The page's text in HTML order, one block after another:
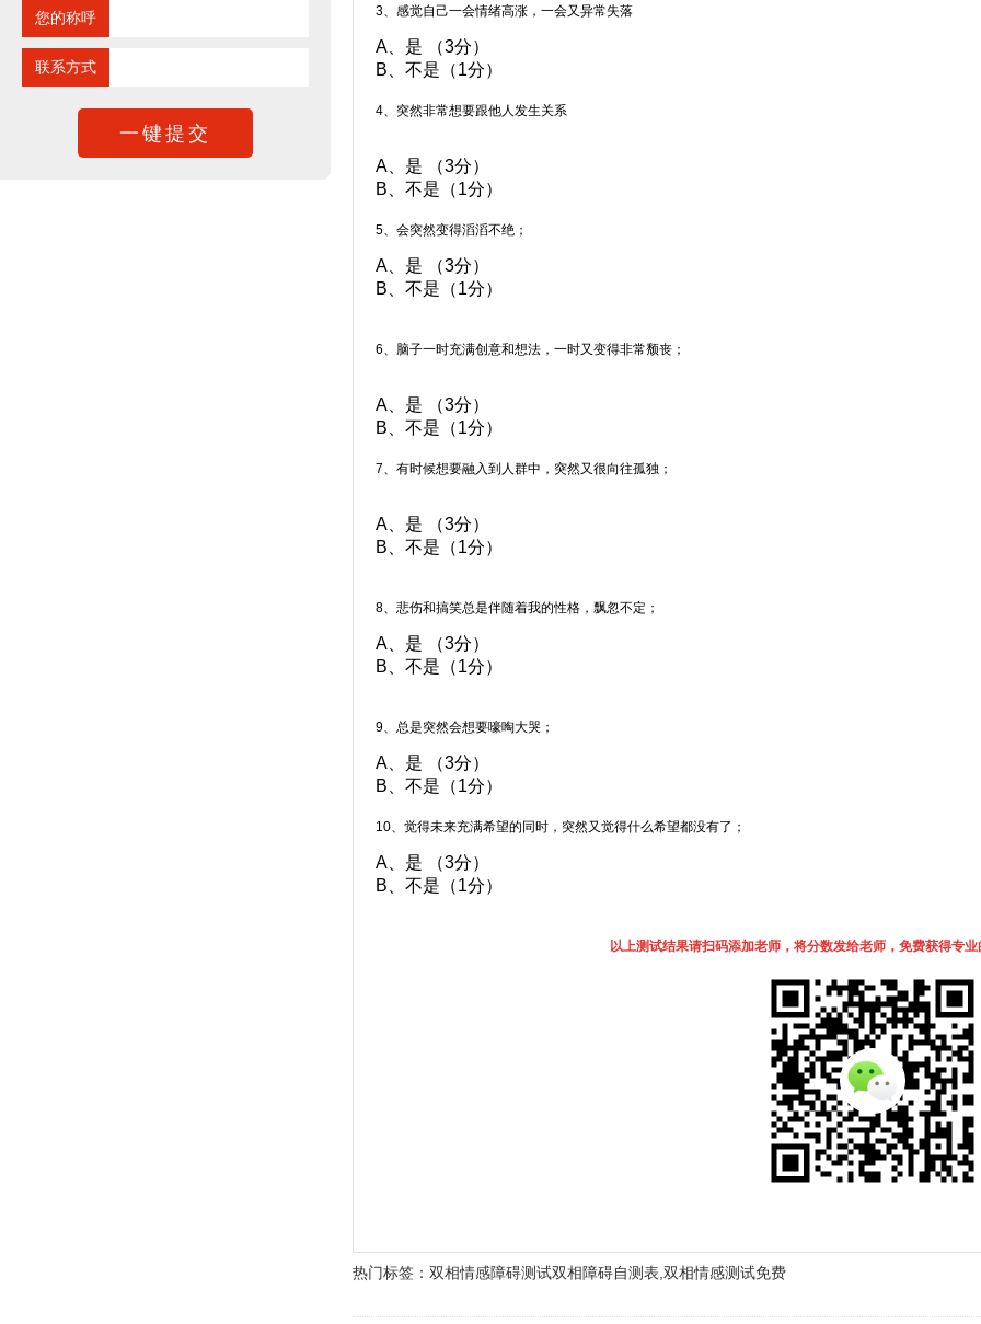
3、感觉自己一会情绪高涨，一会又异常失落
A、是 （3分）
B、不是（1分）
4、突然非常想要跟他人发生关系
A、是 （3分）
B、不是（1分）
5、会突然变得滔滔不绝；
A、是 （3分）
B、不是（1分）
6、脑子一时充满创意和想法，一时又变得非常颓丧；
A、是 （3分）
B、不是（1分）
7、有时候想要融入到人群中，突然又很向往孤独；
A、是 （3分）
B、不是（1分）
8、悲伤和搞笑总是伴随着我的性格，飘忽不定；
A、是 （3分）
B、不是（1分）
9、总是突然会想要嚎啕大哭；
A、是 （3分）
B、不是（1分）
10、觉得未来充满希望的同时，突然又觉得什么希望都没有了；
A、是 （3分）
B、不是（1分）
以上测试结果请扫码添加老师，将分数发给老师，免费获得专业
热门标签： 双相情感障碍测试双相障碍自测表,双相情感测试免费
您的称呼
联系方式